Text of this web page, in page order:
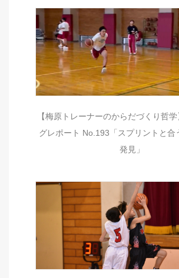
【梅原トレーナーのからだづくり哲
グレポート No.193「スプリントと合
発見」